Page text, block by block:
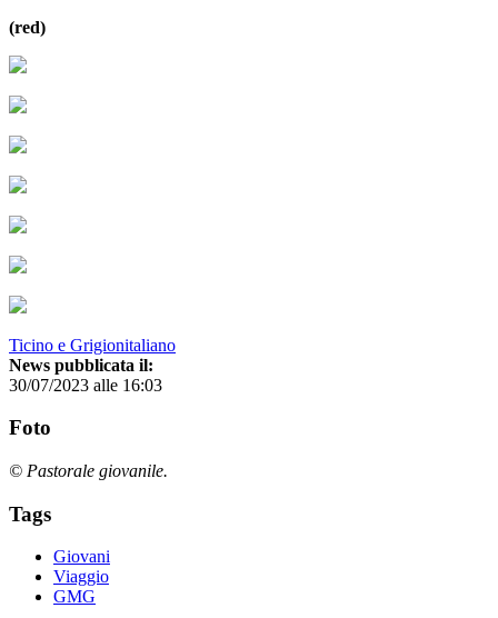
(red)
Ticino e Grigionitaliano
News pubblicata il:
30/07/2023 alle 16:03
Foto
© Pastorale giovanile.
Tags
Giovani
Viaggio
GMG